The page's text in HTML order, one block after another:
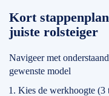
Kort
juiste rolsteiger
Navigeer met
gewenste model
Kies de werkhoogte (3